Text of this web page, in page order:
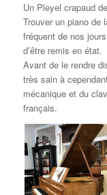
Un Pleyel crapaud
Trouver un piano de
fréquent de nos
d’être remis en état.
Avant de le rendre
très sain à
mécanique et du
français.